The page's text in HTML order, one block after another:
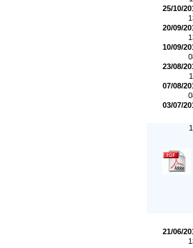
25/10/
20/09/
10/09/
23/08/
07/08/
03/07/
21/06/